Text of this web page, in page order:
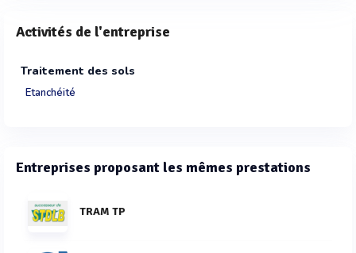
Activités de l'entreprise
Traitement des sols
Etanchéité
Entreprises proposant les mêmes prestations
TRAM TP